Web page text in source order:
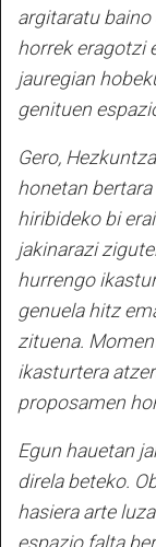
argitaratu baino
horrek eragotzi
jauregian
genituen
Gero,
honetan
hiribideko bi
jakinarazi
hurrengo
genuela hitz
zituena.
ikasturtera
proposamen
Egun hauetan
direla beteko.
hasiera arte